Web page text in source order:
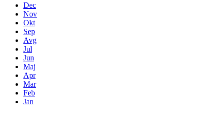
Dec
Nov
Okt
Sep
Avg
Jul
Jun
Maj
Apr
Mar
Feb
Jan